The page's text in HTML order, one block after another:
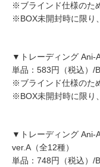
※ブラインド仕様のた
※BOX未開封時に限り
▼トレーディング Ani-
単品：583円（税込）/
※ブラインド仕様のた
※BOX未開封時に限り
▼トレーディング Ani-
ver.A（全12種）
単品：748円（税込）/